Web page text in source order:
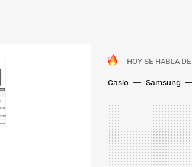
HOY SE HABLA DE
Casio
Samsung